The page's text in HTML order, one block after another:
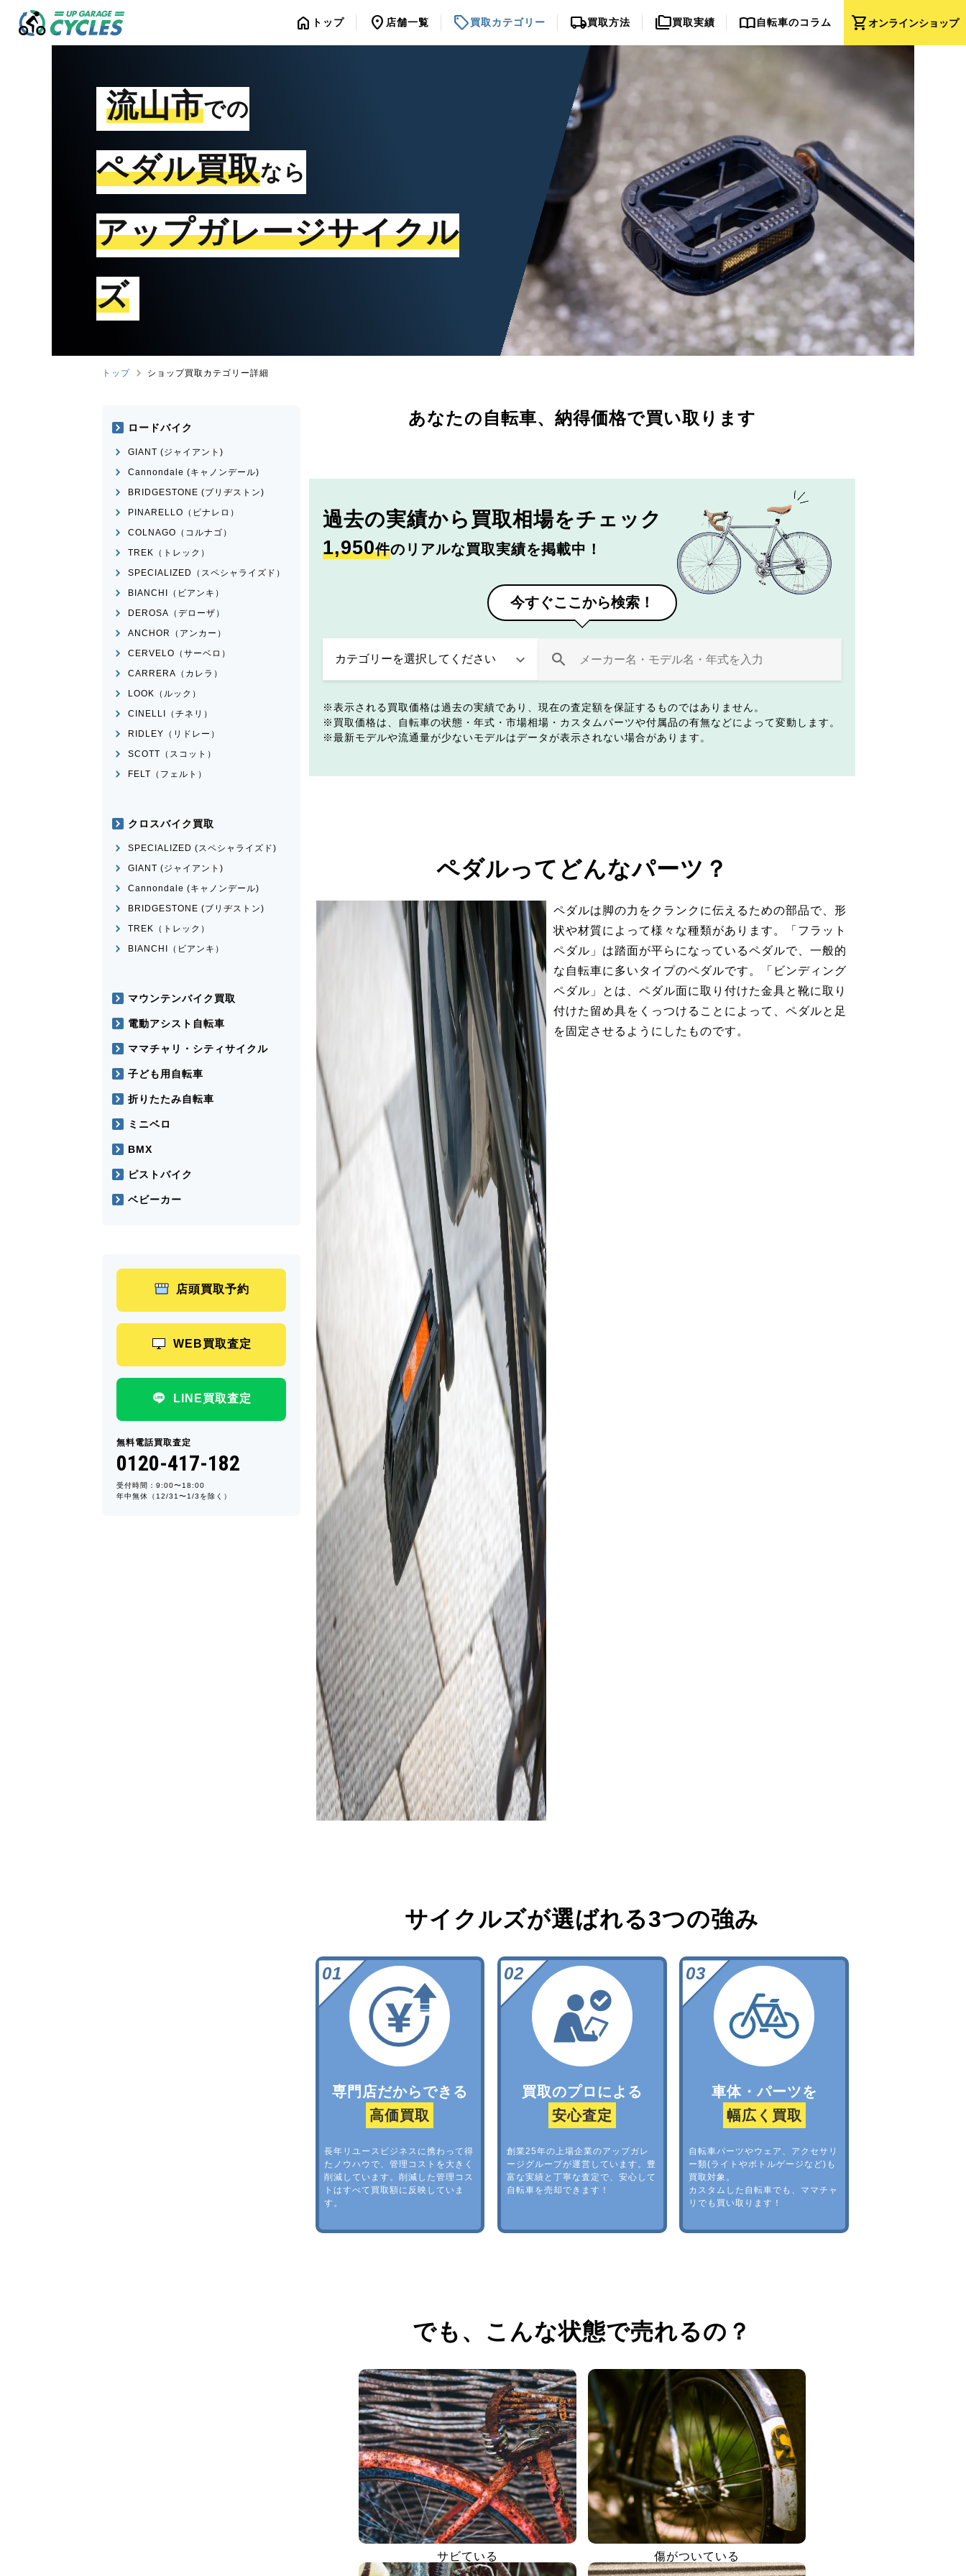
shopping_cartオンラインショップ
home トップ location_on 店舗一覧 sell買取カテゴリー local_shipping買取方法 folder_copy買取実績 import_contacts自転車のコラム
流山市での
ペダル買取なら
アップガレージサイクル
ズ
トップ ショップ買取カテゴリー詳細
あなたの自転車、 納得価格で買い取ります
過去の実績から 買取相場をチェック
1,950件のリアルな買取実績を掲載中！
今すぐここから検索！
表示される買取価格は過去の実績であり、現在の査定額を保証するものではありません。
買取価格は、自転車の状態・年式・市場相場・カスタムパーツや付属品の有無などによって変動します。
最新モデルや流通量が少ないモデルはデータが表示されない場合があります。
ペダルってどんなパーツ？
ペダルは脚の力をクランクに伝えるための部品で、形
状や材質によって様々な種類があります。「フラット
ペダル」は踏面が平らになっているペダルで、一般的
な自転車に多いタイプのペダルです。「ビンディング
ペダル」とは、ペダル面に取り付けた金具と靴に取り
付けた留め具をくっつけることによって、ペダルと足
を固定させるようにしたものです。
サイクルズが選ばれる3つの強み
専門店だからできる
高価買取
長年リユースビジネスに携わって得
たノウハウで、管理コストを大きく
削減しています。削減した管理コス
トはすべて買取額に反映していま
す。
買取のプロによる
安心査定
創業25年の上場企業のアップガレ
ージグループが運営しています。豊
富な実績と丁寧な査定で、安心して
自転車を売却できます！
車体・パーツを
幅広く買取
自転車パーツやウェア、アクセサリ
ー類(ライトやボトルゲージなど)も
買取対象。
カスタムした自転車でも、ママチャ
リでも買い取ります！
でも、 こんな状態で売れるの？
サビている 傷がついている
ロードバイク
GIANT (ジャイアント)
Cannondale (キャノンデール)
BRIDGESTONE (ブリヂストン)
PINARELLO（ピナレロ）
COLNAGO（コルナゴ）
TREK（トレック）
SPECIALIZED（スペシャライズド）
BIANCHI（ビアンキ）
DEROSA（デローザ）
ANCHOR（アンカー）
CERVELO（サーベロ）
CARRERA（カレラ）
LOOK（ルック）
CINELLI（チネリ）
RIDLEY（リドレー）
SCOTT（スコット）
FELT（フェルト）
クロスバイク買取
SPECIALIZED (スペシャライズド)
GIANT (ジャイアント)
Cannondale (キャノンデール)
BRIDGESTONE (ブリヂストン)
TREK（トレック）
BIANCHI（ビアンキ）
マウンテンバイク買取
電動アシスト自転車
ママチャリ・シティサイクル
子ども用自転車
折りたたみ自転車
ミニベロ
BMX
ピストバイク
ベビーカー
店頭買取予約
WEB買取査定
LINE買取査定
無料電話買取査定
0120-417-182
受付時間：9:00〜18:00
年中無休（12/31〜1/3を除く）